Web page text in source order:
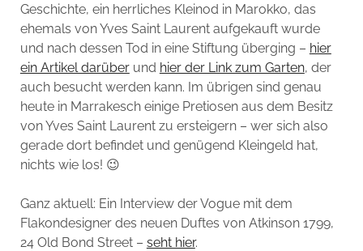
Geschichte, ein herrliches Kleinod in Marokko, das
ehemals von Yves Saint Laurent aufgekauft wurde
und nach dessen Tod in eine Stiftung überging – hier
ein Artikel darüberund hier der Link zum Garten, der
auch besucht werden kann. Im übrigen sind genau
heute in Marrakesch einige Pretiosen aus dem Besitz
von Yves Saint Laurent zu ersteigern – wer sich also
gerade dort befindet und genügend Kleingeld hat,
nichts wie los! 😉
Ganz aktuell: Ein Interview der Vogue mit dem
Flakondesigner des neuen Duftes von Atkinson 1799,
24 Old Bond Street – seht hier.